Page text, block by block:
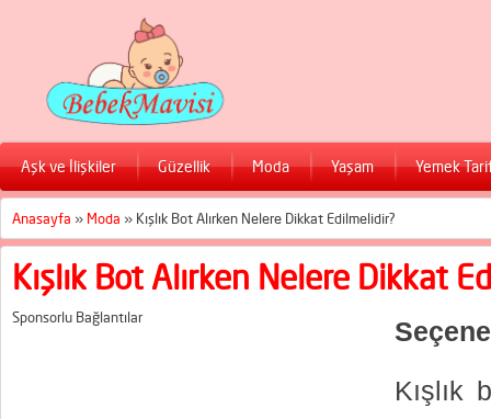
Aşk ve İlişkiler Güzellik Moda Yaşam Yemek
Anasayfa » Moda » Kışlık Bot Alırken Nelere Dikkat Edilmelidir?
Kışlık Bot Alırken Nelere Dikkat
Sponsorlu Bağlantılar
Kışlık